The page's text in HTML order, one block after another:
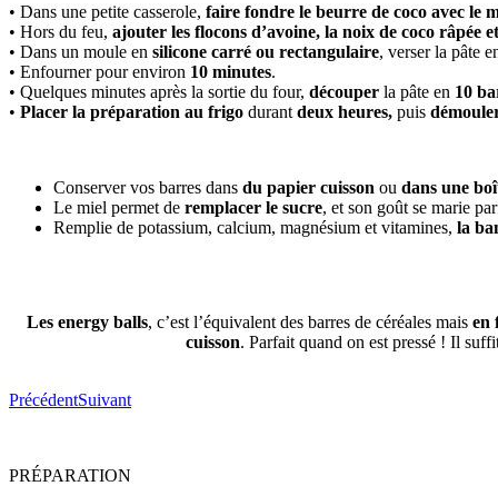
• Dans une petite casserole, faire fondre le beurre de coco avec le
• Hors du feu, ajouter les flocons d’avoine, la noix de coco râpée
• Dans un moule en silicone carré ou rectangulaire, verser la pâte
• Enfourner pour environ 10 minutes.
• Quelques minutes après la sortie du four, découper la pâte en 10
• Placer la préparation au frigo durant deux heures, puis
Conserver vos barres dans du papier cuisson ou dans une
Le miel permet de remplacer le sucre, et son goût se marie
Remplie de potassium, calcium, magnésium et vitamines, la
Les energy balls, c’est l’équivalent des barres de céréales mais en
cuisson. Parfait quand on est pressé ! Il
PrécédentSuivant
PRÉPARATION